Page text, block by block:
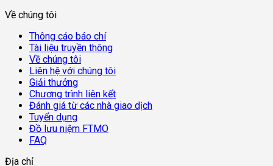
Về chúng tôi
Thông cáo báo chí
Tài liệu truyền thông
Về chúng tôi
Liên hệ với chúng tôi
Giải thưởng
Chương trình liên kết
Đánh giá từ các nhà giao dịch
Tuyển dụng
Đồ lưu niệm FTMO
FAQ
Địa chỉ